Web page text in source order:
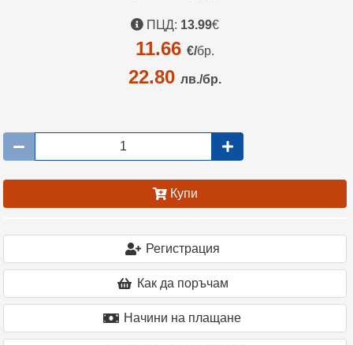
ПЦД: 13.99€
11.66 €/бр.
22.80 лв./бр.
Купи
Регистрация
Как да поръчам
Начини на плащане